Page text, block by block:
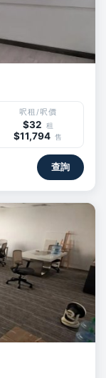
呎租/呎價
$32 租
$11,794 售
查詢